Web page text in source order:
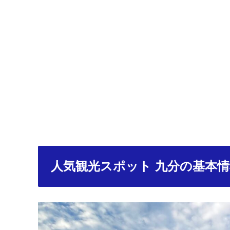
人気観光スポット 九分の基本